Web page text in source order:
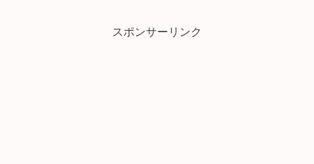
スポンサーリンク